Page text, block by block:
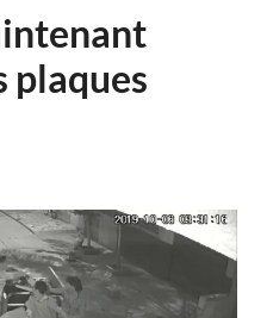
plaques